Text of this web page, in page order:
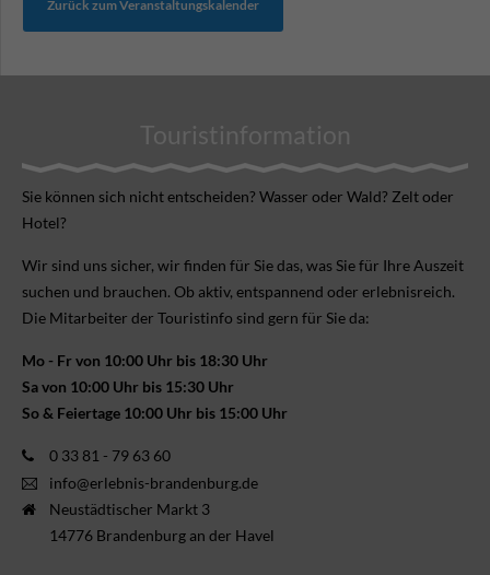
Zurück zum Veranstaltungskalender
Touristinformation
Sie können sich nicht ent­scheiden? Wasser oder Wald? Zelt oder
Hotel?
Wir sind uns sicher, wir finden für Sie das, was Sie für Ihre Aus­zeit
suchen und brauchen. Ob aktiv, ent­spannend oder erlebnis­reich.
Die Mitarbeiter der Touristinfo sind gern für Sie da:
Mo - Fr von 10:00 Uhr bis 18:30 Uhr
Sa von 10:00 Uhr bis 15:30 Uhr
So & Feiertage 10:00 Uhr bis 15:00 Uhr
0 33 81 - 79 63 60
info@erlebnis-brandenburg.de
Neustädtischer Markt 3
14776 Brandenburg an der Havel